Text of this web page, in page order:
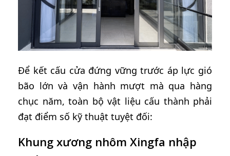
Để kết cấu cửa đứng vững trước áp lực gió
bão lớn và vận hành mượt mà qua hàng
chục năm, toàn bộ vật liệu cấu thành phải
đạt điểm số kỹ thuật tuyệt đối:
Khung xương nhôm Xingfa nhập